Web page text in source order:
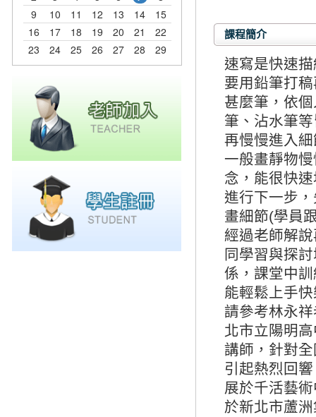
課程簡介
速寫是快速
要用鉛筆打
甚麼筆，依
筆、沾水筆
再慢慢進入
一般畫靜物
念，能很快
進行下一步
畫細節(學員
經過老師解
同學習與探
係，課堂中
能輕鬆上手
請參考林永
北市立陽明
講師，針對
引起熱烈回
展於千活藝
於新北市蘆